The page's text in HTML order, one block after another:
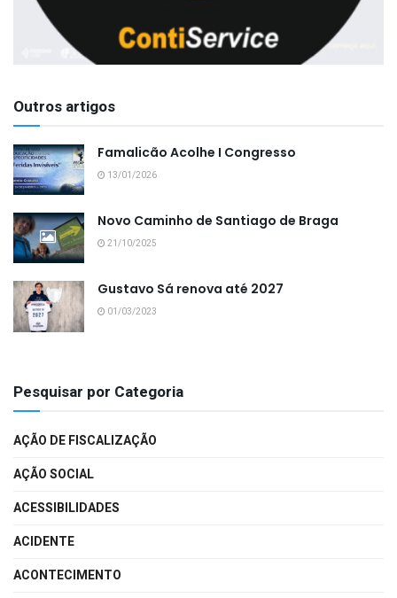
Outros artigos
Famalicão Acolhe I Congresso
13/01/2026
Novo Caminho de Santiago de Braga
21/10/2025
Gustavo Sá renova até 2027
01/03/2023
Pesquisar por Categoria
AÇÃO DE FISCALIZAÇÃO
AÇÃO SOCIAL
ACESSIBILIDADES
ACIDENTE
ACONTECIMENTO